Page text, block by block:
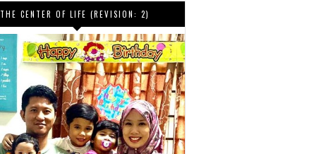
THE CENTER OF LIFE (REVISION: 2)